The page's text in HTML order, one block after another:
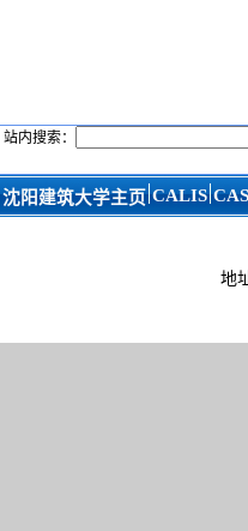
站内搜索：
沈阳建筑大学主页 CALIS
地